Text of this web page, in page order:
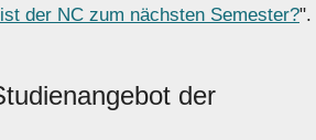
der NC zum nächsten Semester?".
der